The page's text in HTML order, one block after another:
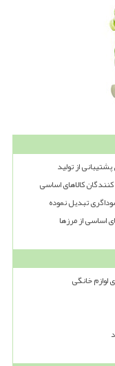
از تولید
تبدیل نموده
لوازم خانگی